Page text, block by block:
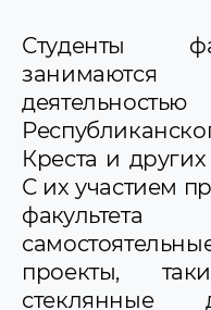
Студенты
Креста и
С их участием
проекты,
стеклянные